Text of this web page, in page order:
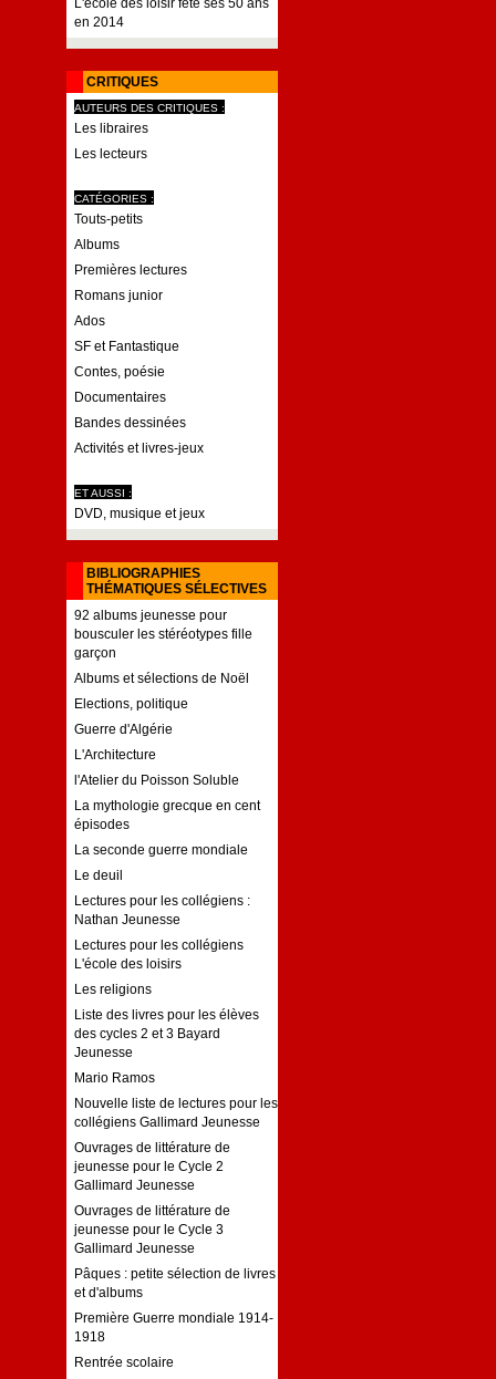
en 2014
CRITIQUES
AUTEURS DES CRITIQUES :
Les libraires
Les lecteurs
CATÉGORIES :
Touts-petits
Albums
Premières lectures
Romans junior
Ados
SF et Fantastique
Contes, poésie
Documentaires
Bandes dessinées
Activités et livres-jeux
ET AUSSI :
DVD, musique et jeux
BIBLIOGRAPHIES
THÉMATIQUES SÉLECTIVES
92 albums jeunesse pour
bousculer les stéréotypes fille
garçon
Albums et sélections de Noël
Elections, politique
Guerre d'Algérie
L'Architecture
l'Atelier du Poisson Soluble
La mythologie grecque en cent
épisodes
La seconde guerre mondiale
Le deuil
Lectures pour les collégiens :
Nathan Jeunesse
Lectures pour les collégiens
L'école des loisirs
Les religions
Liste des livres pour les élèves
des cycles 2 et 3 Bayard
Jeunesse
Mario Ramos
Nouvelle liste de lectures pour les
collégiens Gallimard Jeunesse
Ouvrages de littérature de
jeunesse pour le Cycle 2
Gallimard Jeunesse
Ouvrages de littérature de
jeunesse pour le Cycle 3
Gallimard Jeunesse
Pâques : petite sélection de livres
et d'albums
Première Guerre mondiale 1914-
1918
Rentrée scolaire